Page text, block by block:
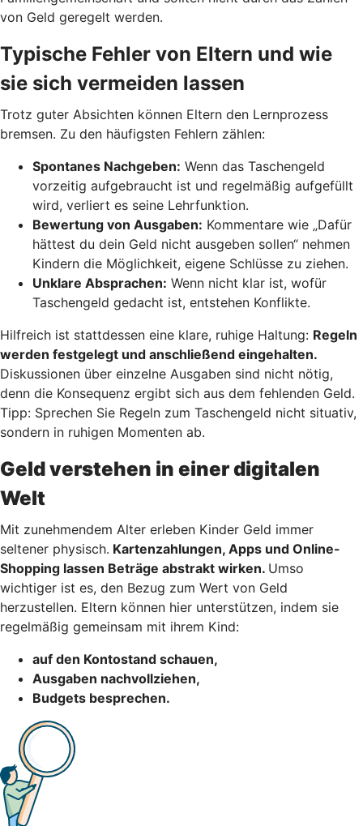
von Geld geregelt werden.
Typische Fehler von Eltern und wie
sie sich vermeiden lassen
Trotz guter Absichten können Eltern den Lernprozess
bremsen. Zu den häufigsten Fehlern zählen:
Spontanes Nachgeben: Wenn das Taschengeld
vorzeitig aufgebraucht ist und regelmäßig aufgefüllt
wird, verliert es seine Lehrfunktion.
Bewertung von Ausgaben: Kommentare wie „Dafür
hättest du dein Geld nicht ausgeben sollen“ nehmen
Kindern die Möglichkeit, eigene Schlüsse zu ziehen.
Unklare Absprachen: Wenn nicht klar ist, wofür
Taschengeld gedacht ist, entstehen Konflikte.
Hilfreich ist stattdessen eine klare, ruhige Haltung: Regeln
werden festgelegt und anschließend eingehalten.
Diskussionen über einzelne Ausgaben sind nicht nötig,
denn die Konsequenz ergibt sich aus dem fehlenden Geld.
Tipp: Sprechen Sie Regeln zum Taschengeld nicht situativ,
sondern in ruhigen Momenten ab.
Geld verstehen in einer digitalen
Welt
Mit zunehmendem Alter erleben Kinder Geld immer
seltener physisch. Kartenzahlungen, Apps und Online-
Shopping lassen Beträge abstrakt wirken. Umso
wichtiger ist es, den Bezug zum Wert von Geld
herzustellen. Eltern können hier unterstützen, indem sie
regelmäßig gemeinsam mit ihrem Kind:
auf den Kontostand schauen,
Ausgaben nachvollziehen,
Budgets besprechen.